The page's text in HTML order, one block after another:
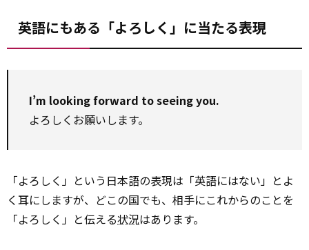
英語にもある「よろしく」に当たる表現
I’m looking forward to seeing you.
よろしくお願いします。
「よろしく」という日本語の表現は「英語にはない」とよ
く耳にしますが、どこの国でも、相手にこれからのことを
「よろしく」と伝える状況はあります。